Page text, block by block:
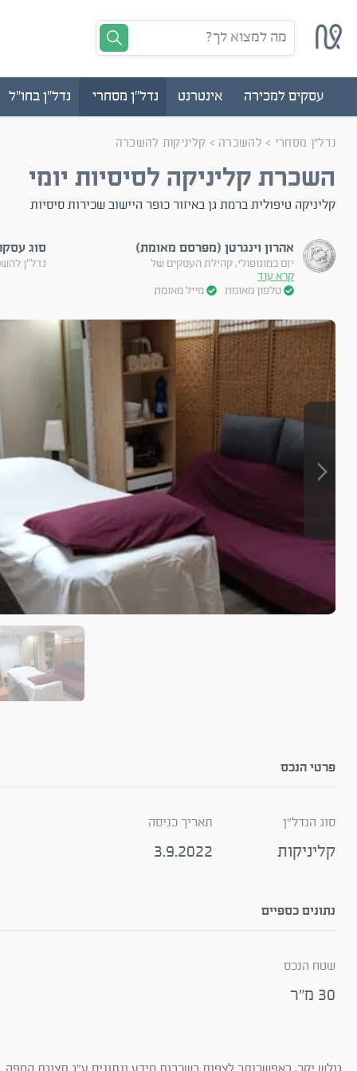
מה למצוא לך?
עסקים למכירה אינטרנט נדל"ן מסחרי נדל"ן בחו"ל
נדל"ן מסחרי > להשכרה > קליניקות להשכרה
השכרת קליניקה לסיסיות יומי
קליניקה טיפולית ברמת גן באיזור כופר היישוב שכירות סיסיות
אהרון וינגרטן (מפרסם מאומת)
יזם במונופולי, קהילת העסקים של
קרא עוד
טלפון מאומת
מייל מאומת
סוג
נדל"ן
פרטי הנכס
סוג הנדל"ן
קליניקות
תאריך כניסה
3.9.2022
נתונים כספיים
שטח הנכס
30 מ"ר